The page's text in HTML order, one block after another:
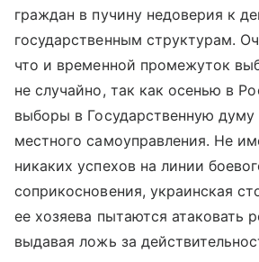
граждан в пучину недоверия к
государственным структурам.
что и временной промежуток
не случайно, так как осенью в
выборы в Государственную думу
местного самоуправления. Не
никаких успехов на линии
соприкосновения, украинская
ее хозяева пытаются атаковать
выдавая ложь за